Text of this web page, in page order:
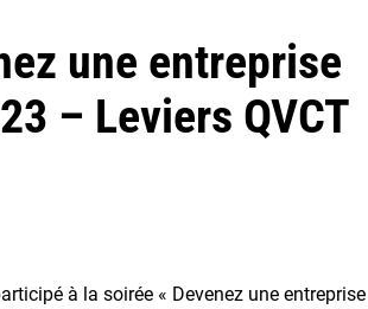
une entreprise
– Leviers QVCT
à la soirée « Devenez une